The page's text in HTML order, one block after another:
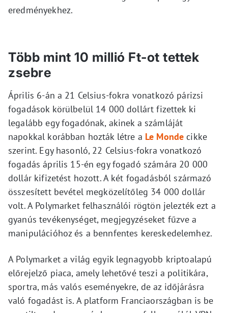
eredményekhez.
Több mint 10 millió Ft-ot tettek
zsebre
Április 6-án a 21 Celsius-fokra vonatkozó párizsi
fogadások körülbelül 14 000 dollárt fizettek ki
legalább egy fogadónak, akinek a számláját
napokkal korábban hozták létre a Le Monde cikke
szerint. Egy hasonló, 22 Celsius-fokra vonatkozó
fogadás április 15-én egy fogadó számára 20 000
dollár kifizetést hozott. A két fogadásból származó
összesített bevétel megközelítőleg 34 000 dollár
volt. A Polymarket felhasználói rögtön jelezték ezt a
gyanús tevékenységet, megjegyzéseket fűzve a
manipulációhoz és a bennfentes kereskedelemhez.
A Polymarket a világ egyik legnagyobb kriptoalapú
előrejelző piaca, amely lehetővé teszi a politikára,
sportra, más valós eseményekre, de az időjárásra
való fogadást is. A platform Franciaországban is be